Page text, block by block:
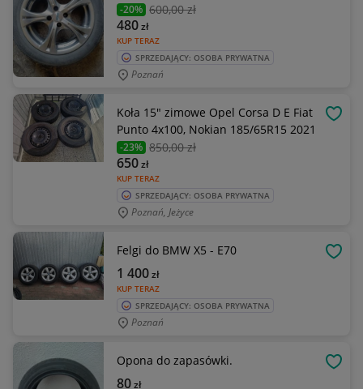
-20% 600,00 zł
KUP TERAZ
480zł
SPRZEDAJĄCY: OSOBA PRYWATNA
Poznań
Koła 15" zimowe Opel Corsa D E Fiat
Punto 4x100, Nokian 185/65R15 2021
-23% 850,00 zł
KUP TERAZ
650zł
SPRZEDAJĄCY: OSOBA PRYWATNA
Poznań, Jeżyce
Felgi do BMW X5 - E70
KUP TERAZ
1 400zł
SPRZEDAJĄCY: OSOBA PRYWATNA
Poznań
Opona do zapasówki.
80zł